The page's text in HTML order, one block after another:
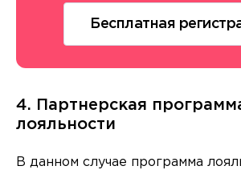
Бесплатная
4. Партнерская
лояльности
В данном случае программа